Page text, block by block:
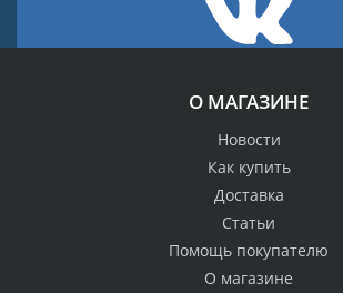
О МАГАЗИНЕ
Новости
Как купить
Доставка
Статьи
Помощь покупателю
О магазине